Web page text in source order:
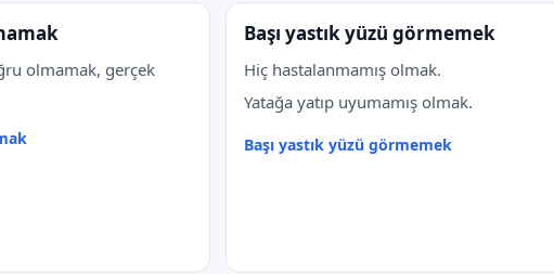
olmamak, gerçek
Başı yastık yüzü görmemek
Hiç hastalanmamış olmak.
Yatağa yatıp uyumamış olmak.
Başı yastık yüzü görmemek